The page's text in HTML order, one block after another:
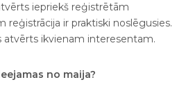
iepriekš reģistrētām
ir praktiski noslēgusies.
atvērts ikvienam interesentam.
no maija?